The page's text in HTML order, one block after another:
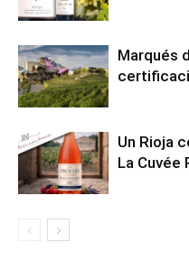
Marqués
Un Rioja
La Cuvée